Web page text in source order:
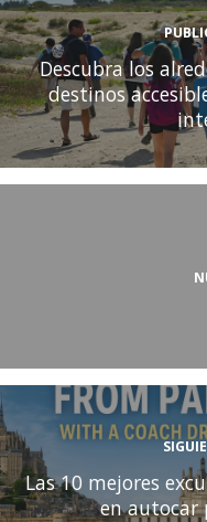
Descubra los
destinos
Las 10 mejores
en autocar